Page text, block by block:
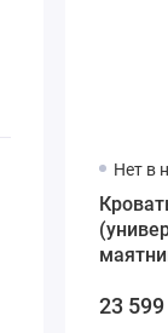
Нет в
23 599